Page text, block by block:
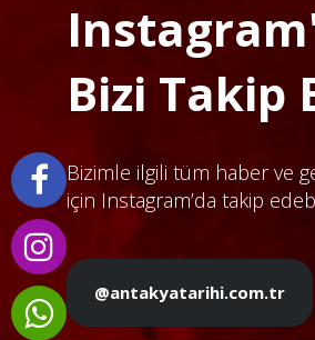
Bizi Takip
Bizimle ilgili tüm haber ve
için Instagram’da takip
@antakyatarihi.com.tr